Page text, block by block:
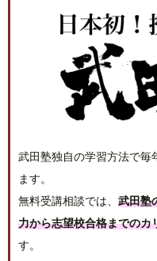
武田塾独自の学習方法で毎
ます。
無料受講相談では、 武田塾
力から志望校合格までのカ
す。